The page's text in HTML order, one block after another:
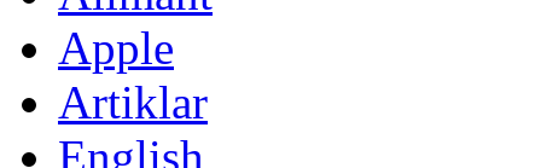
Apple
Artiklar
English